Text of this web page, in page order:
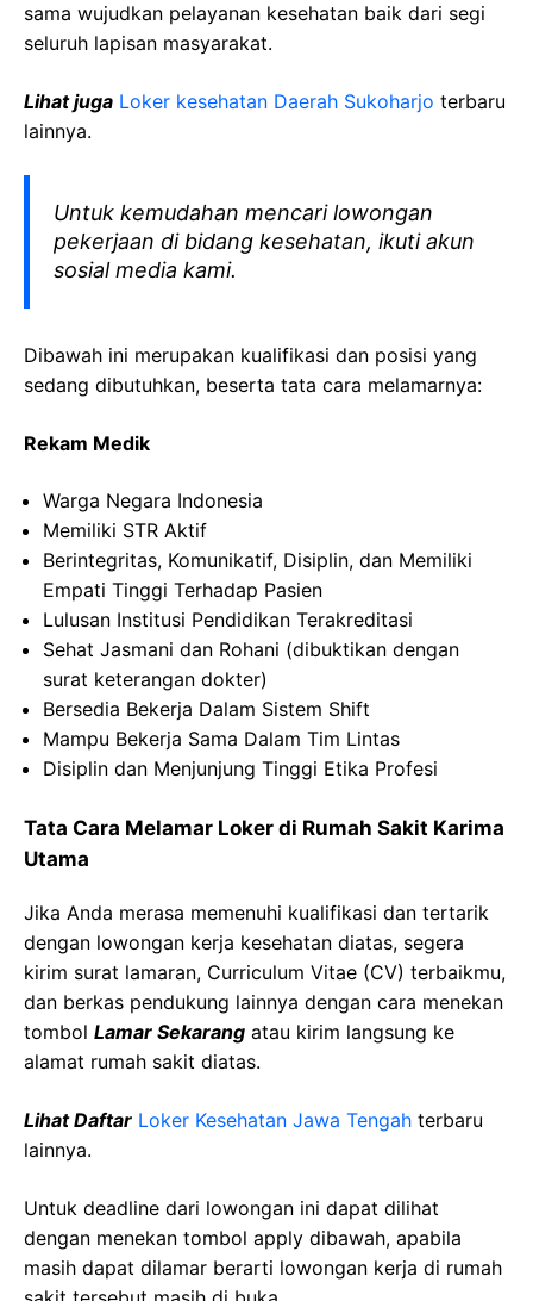
sama wujudkan pelayanan kesehatan baik dari segi
seluruh lapisan masyarakat.
Lihat juga Loker kesehatan Daerah Sukoharjo terbaru
lainnya.
Untuk kemudahan mencari lowongan
pekerjaan di bidang kesehatan, ikuti akun
sosial media kami.
Dibawah ini merupakan kualifikasi dan posisi yang
sedang dibutuhkan, beserta tata cara melamarnya:
Rekam Medik
Warga Negara Indonesia
Memiliki STR Aktif
Berintegritas, Komunikatif, Disiplin, dan Memiliki
Empati Tinggi Terhadap Pasien
Lulusan Institusi Pendidikan Terakreditasi
Sehat Jasmani dan Rohani (dibuktikan dengan
surat keterangan dokter)
Bersedia Bekerja Dalam Sistem Shift
Mampu Bekerja Sama Dalam Tim Lintas
Disiplin dan Menjunjung Tinggi Etika Profesi
Tata Cara Melamar Loker di Rumah Sakit Karima
Utama
Jika Anda merasa memenuhi kualifikasi dan tertarik
dengan lowongan kerja kesehatan diatas, segera
kirim surat lamaran, Curriculum Vitae (CV) terbaikmu,
dan berkas pendukung lainnya dengan cara menekan
tombol Lamar Sekarang atau kirim langsung ke
alamat rumah sakit diatas.
Lihat Daftar Loker Kesehatan Jawa Tengah terbaru
lainnya.
Untuk deadline dari lowongan ini dapat dilihat
dengan menekan tombol apply dibawah, apabila
masih dapat dilamar berarti lowongan kerja di rumah